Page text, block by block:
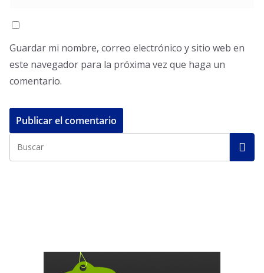
Guardar mi nombre, correo electrónico y sitio web en
este navegador para la próxima vez que haga un
comentario.